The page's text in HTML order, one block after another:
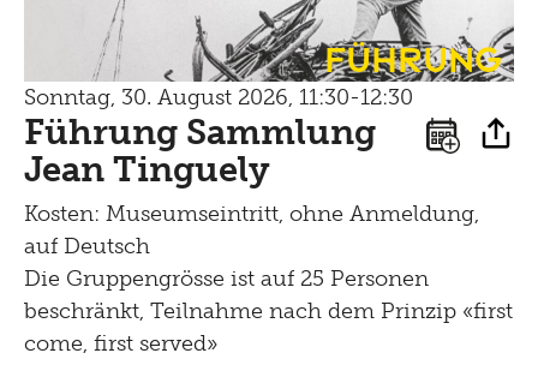
Führung
Sonntag, 30. August 2026, 11:30-12:30
Führung Sammlung
Jean Tinguely
Kosten: Museumseintritt, ohne Anmeldung,
auf Deutsch
Die Gruppengrösse ist auf 25 Personen
beschränkt, Teilnahme nach dem Prinzip «first
come, first served»